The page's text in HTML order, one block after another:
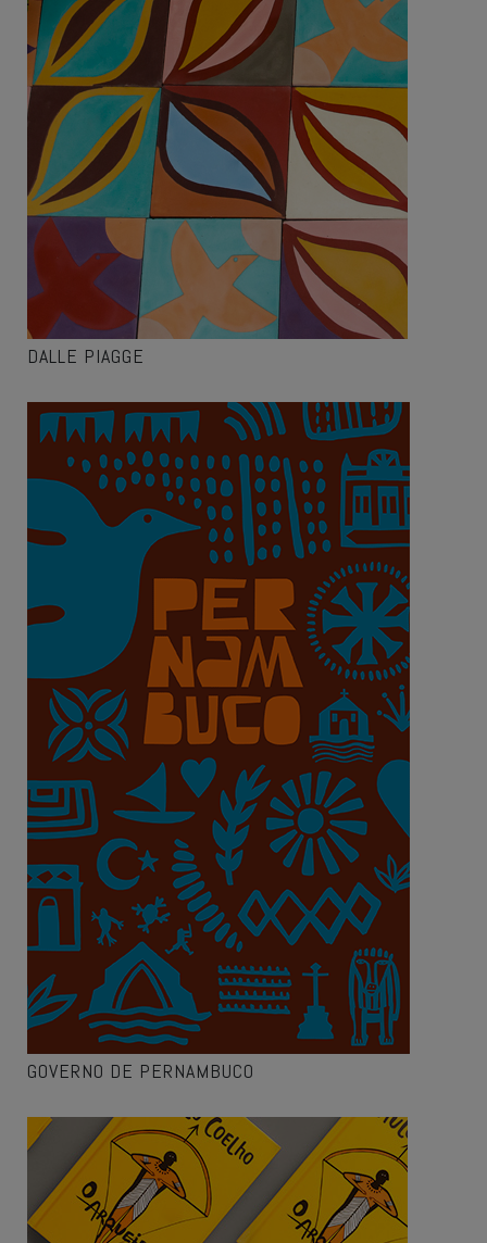
DALLE PIAGGE
GOVERNO DE PERNAMBUCO